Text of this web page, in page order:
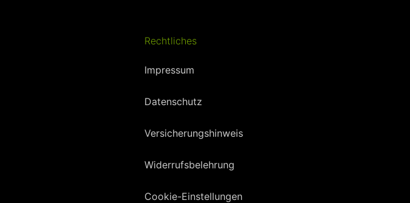
Rechtliches
Impressum
Datenschutz
Versicherungshinweis
Widerrufsbelehrung
Cookie-Einstellungen